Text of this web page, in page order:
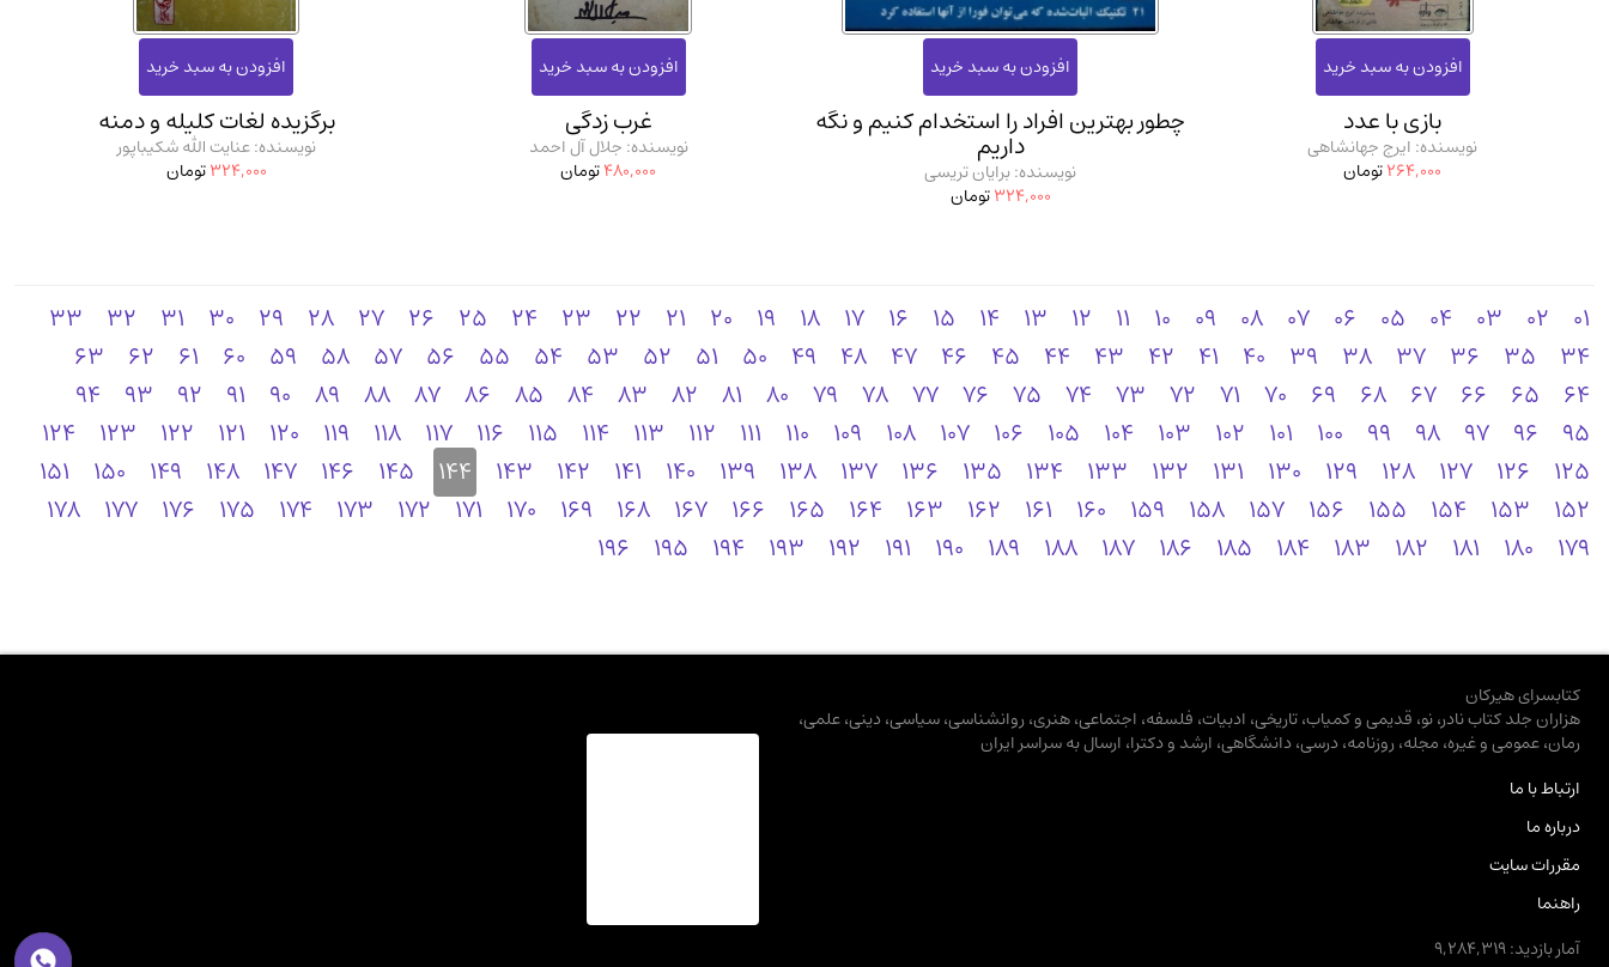
بازی با عدد
نویسنده: ایرج جهانشاهی
264,000تومان
چطور بهترین افراد را استخدام کنیم و نگه
داریم
نویسنده: برایان تریسی
324,000تومان
غرب زدگی
نویسنده: جلال آل احمد
480,000تومان
برگزیده لغات کلیله و دمنه
نویسنده: عنایت الله شکیباپور
324,000تومان
01
02
03
04
05
06
07
08
09
10
11
12
13
14
15
16
17
18
19
20
21
22
23
24
25
26
27
28
29
30
31
32
33
34
35
36
37
38
39
40
41
42
43
44
45
46
47
48
49
50
51
52
53
54
55
56
57
58
59
60
61
62
63
64
65
66
67
68
69
70
71
72
73
74
75
76
77
78
79
80
81
82
83
84
85
86
87
88
89
90
91
92
93
94
95
96
97
98
99
100
101
102
103
104
105
106
107
108
109
110
111
112
113
114
115
116
117
118
119
120
121
122
123
124
125
126
127
128
129
130
131
132
133
134
135
136
137
138
139
140
141
142
143
144
145
146
147
148
149
150
151
152
153
154
155
156
157
158
159
160
161
162
163
164
165
166
167
168
169
170
171
172
173
174
175
176
177
178
179
180
181
182
183
184
185
186
187
188
189
190
191
192
193
194
195
196
کتابسرای هیرکان
هزاران جلد کتاب نادر، نو، قدیمی و کمیاب، تاریخی، ادبیات، فلسفه، اجتماعی، هنری، روانشناسی، سیاسی، دینی، علمی،
رمان، عمومی و غیره، مجله، روزنامه، درسی، دانشگاهی، ارشد و دکترا، ارسال به سراسر ایران
ارتباط با ما
درباره ما
مقررات سایت
راهنما
آمار بازدید: 9,284,319